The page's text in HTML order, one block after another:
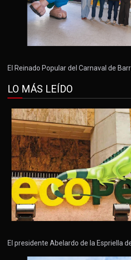
El Reinado Popular del Carnaval de
LO MÁS LEÍDO
El presidente Abelardo de la Espriella